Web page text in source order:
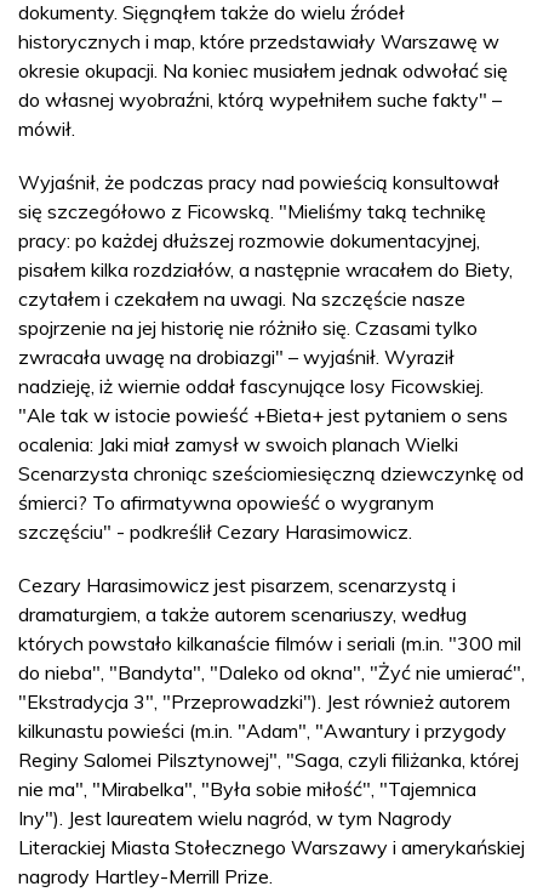
dokumenty. Sięgnąłem także do wielu źródeł
historycznych i map, które przedstawiały Warszawę w
okresie okupacji. Na koniec musiałem jednak odwołać się
do własnej wyobraźni, którą wypełniłem suche fakty" –
mówił.
Wyjaśnił, że podczas pracy nad powieścią konsultował
się szczegółowo z Ficowską. "Mieliśmy taką technikę
pracy: po każdej dłuższej rozmowie dokumentacyjnej,
pisałem kilka rozdziałów, a następnie wracałem do Biety,
czytałem i czekałem na uwagi. Na szczęście nasze
spojrzenie na jej historię nie różniło się. Czasami tylko
zwracała uwagę na drobiazgi" – wyjaśnił. Wyraził
nadzieję, iż wiernie oddał fascynujące losy Ficowskiej.
"Ale tak w istocie powieść +Bieta+ jest pytaniem o sens
ocalenia: Jaki miał zamysł w swoich planach Wielki
Scenarzysta chroniąc sześciomiesięczną dziewczynkę od
śmierci? To afirmatywna opowieść o wygranym
szczęściu" - podkreślił Cezary Harasimowicz.
Cezary Harasimowicz jest pisarzem, scenarzystą i
dramaturgiem, a także autorem scenariuszy, według
których powstało kilkanaście filmów i seriali (m.in. "300 mil
do nieba", "Bandyta", "Daleko od okna", "Żyć nie umierać",
"Ekstradycja 3", "Przeprowadzki"). Jest również autorem
kilkunastu powieści (m.in. "Adam", "Awantury i przygody
Reginy Salomei Pilsztynowej", "Saga, czyli filiżanka, której
nie ma", "Mirabelka", "Była sobie miłość", "Tajemnica
Iny"). Jest laureatem wielu nagród, w tym Nagrody
Literackiej Miasta Stołecznego Warszawy i amerykańskiej
nagrody Hartley-Merrill Prize.